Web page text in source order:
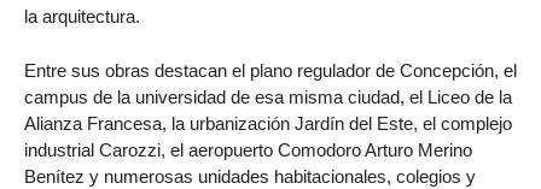
la arquitectura.
Entre sus obras destacan el plano regulador de Concepción, el
campus de la universidad de esa misma ciudad, el Liceo de la
Alianza Francesa, la urbanización Jardín del Este, el complejo
industrial Carozzi, el aeropuerto Comodoro Arturo Merino
Benítez y numerosas unidades habitacionales, colegios y